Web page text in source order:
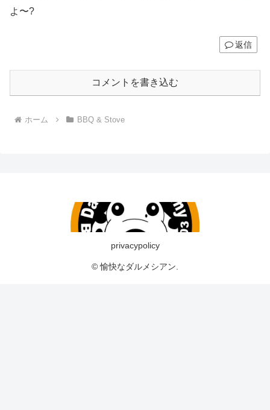
よ〜?
返信
コメントを書き込む
ホーム BBQ & Stove
privacypolicy
© 愉快なダルメシアン.